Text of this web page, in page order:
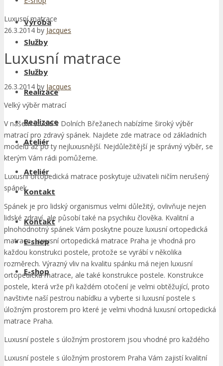
Služby
Realizace
Ateliér
Kontakt
E-shop
Výroba
Služby
Realizace
Ateliér
Kontakt
E-shop
Luxusní matrace
26.3.2014 by Jacques
Luxusní matrace
26.3.2014 by Jacques
Velký výběr matrací
V našem studiu v Dolních Břežanech nabízíme široký výběr
matrací pro zdravý spánek. Najdete zde matrace od základních
modelů až po ty nejluxusnější. Nejdůležitější je správný výběr, se
kterým Vám rádi pomůžeme.
Luxusní ortopedická matrace poskytuje uživateli ničím nerušený
spánek
Spánek je pro lidský organismus velmi důležitý, ovlivňuje nejen
lidské zdraví, ale působí také na psychiku člověka. Kvalitní a
plnohodnotný spánek Vám poskytne pouze luxusní ortopedická
matrace. Luxusní ortopedická matrace Praha je vhodná pro
každou konstrukci postele, protože se vyrábí v několika
rozměrech. Výrazný vliv na kvalitu spánku má nejen luxusní
ortopedická matrace, ale také konstrukce postele. Konstrukce
postele, která vrže při každém otočení je velmi obtěžující, proto
navštivte naší pestrou nabídku a vyberte si luxusní postele s
úložným prostorem pro které je velmi vhodná luxusní ortopedická
matrace Praha.
Luxusní postele s úložným prostorem jsou vhodné pro každého
Luxusní postele s úložným prostorem Praha Vám zajistí kvalitní